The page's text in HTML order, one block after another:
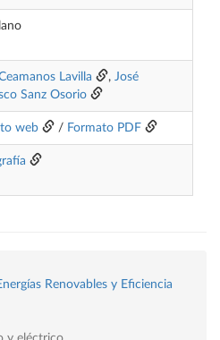
Lavilla , José
Sanz Osorio
web / Formato PDF
Renovables y Eficiencia